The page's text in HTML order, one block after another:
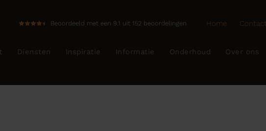
Beoordeeld met een 9.1 uit 152 beoordelingen Home Contact
Diensten Inspiratie Informatie Onderhoud Over ons